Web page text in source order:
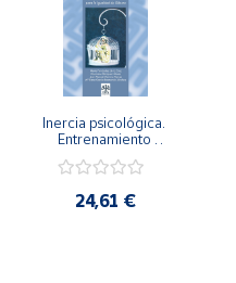
Inercia psicológica.
Entrenamiento
Igualdad de Género.
24,61 €